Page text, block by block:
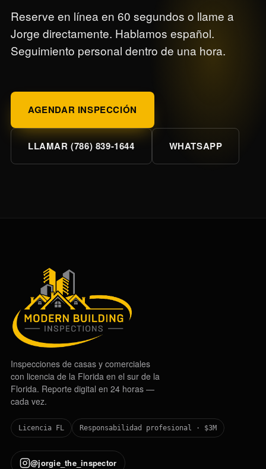
Reserve en línea en 60 segundos o llame a
Jorge directamente. Hablamos español.
Seguimiento personal dentro de una hora.
AGENDAR INSPECCIÓN
LLAMAR (786) 839-1644 WHATSAPP
Inspecciones de casas y comerciales
con licencia de la Florida en el sur de la
Florida. Reporte digital en 24 horas —
cada vez.
Licencia FL Responsabilidad profesional · $3M
@jorgie_the_inspector